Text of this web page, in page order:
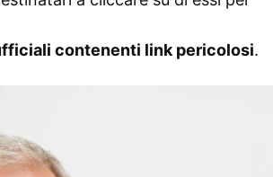
contenenti link pericolosi.